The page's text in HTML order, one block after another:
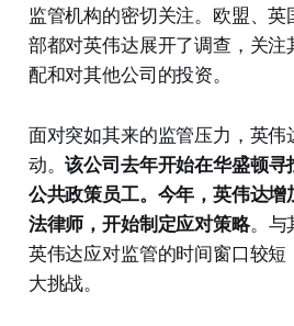
监管机构的密切关注。欧盟、
部都对英伟达展开了调查，关注
配和对其他公司的投资。
面对突如其来的监管压力，英伟
动。该公司去年开始在华盛顿寻
公共政策员工。今年，英伟达
法律师，开始制定应对策略。与
英伟达应对监管的时间窗口较短
大挑战。